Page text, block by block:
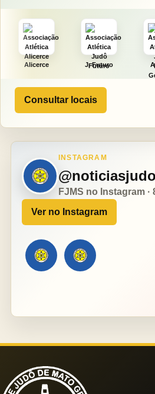
J. Futuro AAJNG
Consultar locais
INSTAGRAM
FJMS no Instagram
Ver no Instagram